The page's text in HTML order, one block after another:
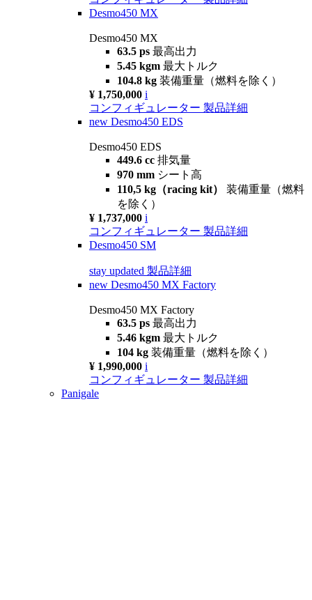
Desmo450 MX
Desmo450 MX
63.5 ps 最高出力
5.45 kgm 最大トルク
104.8 kg 装備重量（燃料を除く）
¥ 1,750,000 i
コンフィギュレーター 製品詳細
new Desmo450 EDS
Desmo450 EDS
449.6 cc 排気量
970 mm シート高
110,5 kg（racing kit） 装備重量（燃料
を除く）
¥ 1,737,000 i
コンフィギュレーター 製品詳細
Desmo450 SM
stay updated 製品詳細
new Desmo450 MX Factory
Desmo450 MX Factory
63.5 ps 最高出力
5.46 kgm 最大トルク
104 kg 装備重量（燃料を除く）
¥ 1,990,000 i
コンフィギュレーター 製品詳細
Panigale